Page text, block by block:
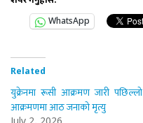
WhatsApp
Related
युक्रेनमा रूसी आक्रमण जारी पछिल्लो
आक्रमणमा आठ जनाको मृत्यु